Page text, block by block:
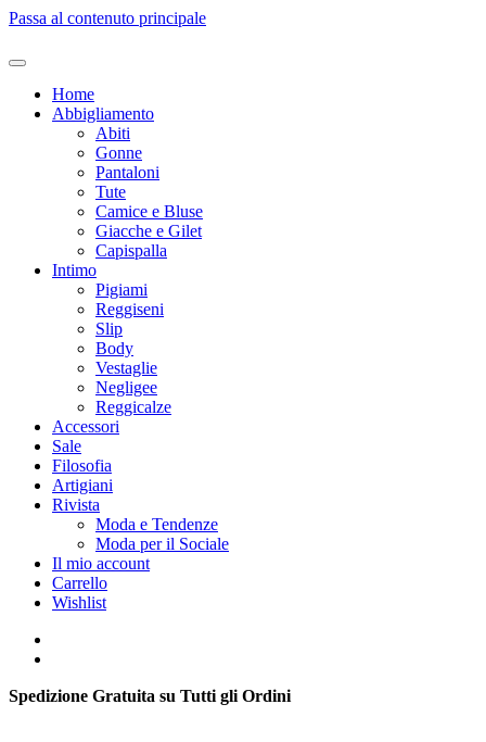
Passa al contenuto principale
Home
Abbigliamento
Abiti
Gonne
Pantaloni
Tute
Camice e Bluse
Giacche e Gilet
Capispalla
Intimo
Pigiami
Reggiseni
Slip
Body
Vestaglie
Negligee
Reggicalze
Accessori
Sale
Filosofia
Artigiani
Rivista
Moda e Tendenze
Moda per il Sociale
Il mio account
Carrello
Wishlist
Spedizione Gratuita su Tutti gli Ordini